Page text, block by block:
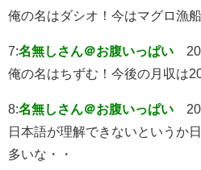
俺の名はダシオ！今はマグロ漁
7:名無しさん＠お腹いっぱい
俺の名はちずむ！今後の月収は
8:名無しさん＠お腹いっぱい
日本語が理解できないというか
多いな・・